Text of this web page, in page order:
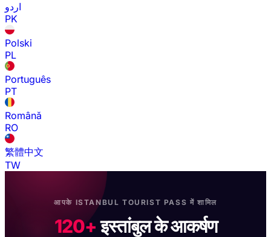
اردو
PK
Polski
PL
Português
PT
Română
RO
繁體中文
TW
आपके ISTANBUL TOURIST PASS में शामिल
120+इस्तांबुल के आकर्षण